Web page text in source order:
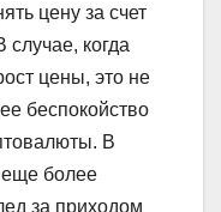
цену за счет
когда
цены, это не
беспокойство
В
еще более
за приходом